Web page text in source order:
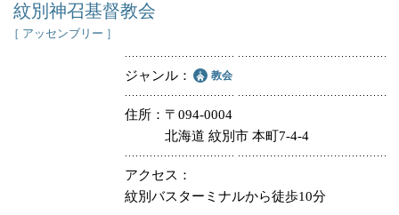
紋別神召基督教会
［ アッセンブリー ］
ジャンル 教会
住所
〒094-0004
北海道 紋別市 本町7-4-4
アクセス
紋別バスターミナルから徒歩10分